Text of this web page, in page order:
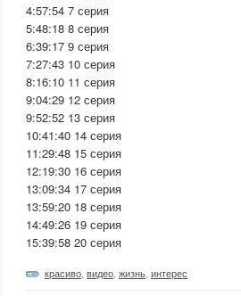
4:57:54 7 серия
5:48:18 8 серия
6:39:17 9 серия
7:27:43 10 серия
8:16:10 11 серия
9:04:29 12 серия
9:52:52 13 серия
10:41:40 14 серия
11:29:48 15 серия
12:19:30 16 серия
13:09:34 17 серия
13:59:20 18 серия
14:49:26 19 серия
15:39:58 20 серия
красиво видео жизнь интерес